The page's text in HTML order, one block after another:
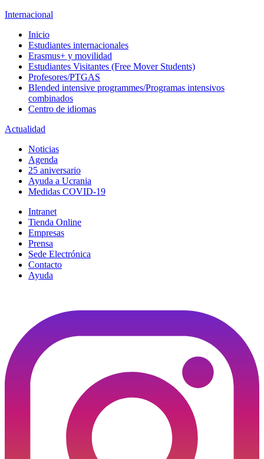
Internacional
Inicio
Estudiantes internacionales
Erasmus+ y movilidad
Estudiantes Visitantes (Free Mover Students)
Profesores/PTGAS
Blended intensive programmes/Programas intensivos
combinados
Centro de idiomas
Actualidad
Noticias
Agenda
25 aniversario
Ayuda a Ucrania
Medidas COVID-19
Intranet
Tienda Online
Empresas
Prensa
Sede Electrónica
Contacto
Ayuda